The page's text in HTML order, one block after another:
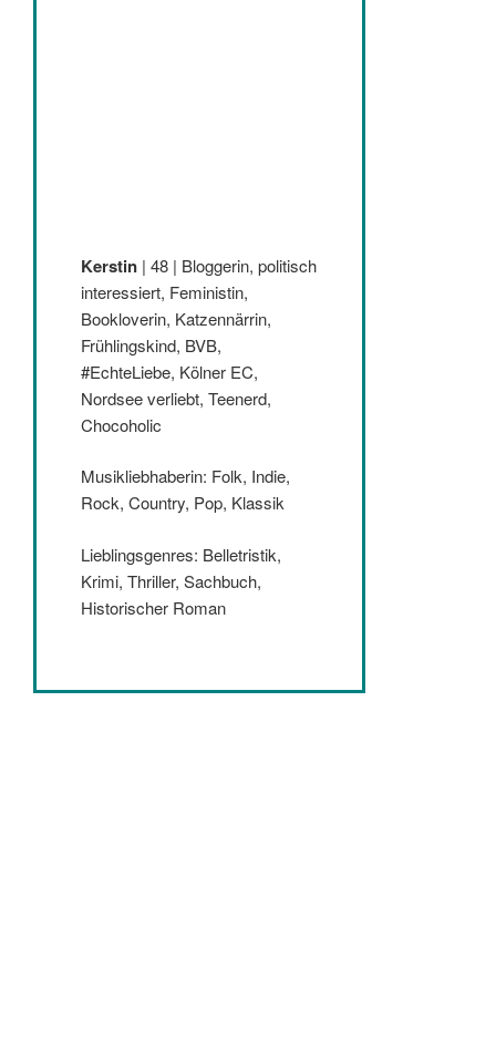
Kerstin | 48 | Bloggerin, politisch
interessiert, Feministin,
Bookloverin, Katzennärrin,
Frühlingskind, BVB,
#EchteLiebe, Kölner EC,
Nordsee verliebt, Teenerd,
Chocoholic
Musikliebhaberin: Folk, Indie,
Rock, Country, Pop, Klassik
Lieblingsgenres: Belletristik,
Krimi, Thriller, Sachbuch,
Historischer Roman